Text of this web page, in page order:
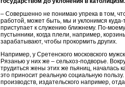
– Совершенно не понимаю упрека в том,
работой, может быть, мы и уклонимся
приступает к служению ближнему. По-
пустынники, когда плели, например,
зарабатывают, чтобы прокормить других.
Например, у Сретенского московского
Рязанью у них же – сельхоз-подворье.
трудиться жены этих же пьяниц, началась
это приносит реальную социальную
производств, издательского например,